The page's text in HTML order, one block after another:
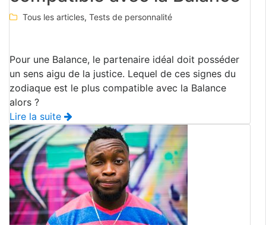
Tous les articles, Tests de personnalité
Pour une Balance, le partenaire idéal doit posséder
un sens aigu de la justice. Lequel de ces signes du
zodiaque est le plus compatible avec la Balance
alors ?
Lire la suite